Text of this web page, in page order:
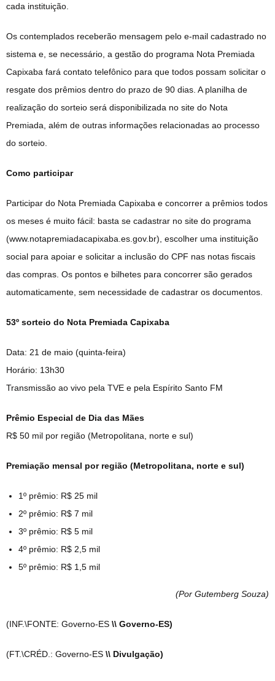
cada instituição.
Os contemplados receberão mensagem pelo e-mail cadastrado no
sistema e, se necessário, a gestão do programa Nota Premiada
Capixaba fará contato telefônico para que todos possam solicitar o
resgate dos prêmios dentro do prazo de 90 dias. A planilha de
realização do sorteio será disponibilizada no site do Nota
Premiada, além de outras informações relacionadas ao processo
do sorteio.
Como participar
Participar do Nota Premiada Capixaba e concorrer a prêmios todos
os meses é muito fácil: basta se cadastrar no site do programa
(www.notapremiadacapixaba.es.gov.br), escolher uma instituição
social para apoiar e solicitar a inclusão do CPF nas notas fiscais
das compras. Os pontos e bilhetes para concorrer são gerados
automaticamente, sem necessidade de cadastrar os documentos.
53º sorteio do Nota Premiada Capixaba
Data: 21 de maio (quinta-feira)
Horário: 13h30
Transmissão ao vivo pela TVE e pela Espírito Santo FM
Prêmio Especial de Dia das Mães
R$ 50 mil por região (Metropolitana, norte e sul)
Premiação mensal por região (Metropolitana, norte e sul)
1º prêmio: R$ 25 mil
2º prêmio: R$ 7 mil
3º prêmio: R$ 5 mil
4º prêmio: R$ 2,5 mil
5º prêmio: R$ 1,5 mil
(Por Gutemberg Souza)
(INF.\FONTE: Governo-ES \\ Governo-ES)
(FT.\CRÉD.: Governo-ES \\ Divulgação)